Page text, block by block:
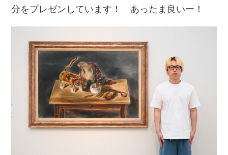
分をプレゼンしています！ あったま良いー！